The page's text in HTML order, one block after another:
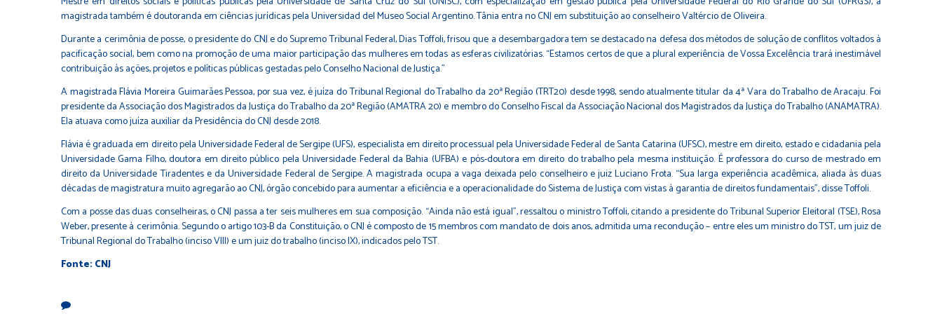
magistrada também é doutoranda em ciências jurídicas pela Universidad del Museo Social Argentino. Tânia entra no CNJ em substituição ao conselheiro Valtércio de Oliveira.
Durante a cerimônia de posse, o presidente do CNJ e do Supremo Tribunal Federal, Dias Toffoli, frisou que a desembargadora tem se destacado na defesa dos métodos de solução de conflitos voltados à
pacificação social, bem como na promoção de uma maior participação das mulheres em todas as esferas civilizatórias. “Estamos certos de que a plural experiência de Vossa Excelência trará inestimável
contribuição às ações, projetos e políticas públicas gestadas pelo Conselho Nacional de Justiça.”
A magistrada Flávia Moreira Guimarães Pessoa, por sua vez, é juíza do Tribunal Regional do Trabalho da 20ª Região (TRT20) desde 1998, sendo atualmente titular da 4ª Vara do Trabalho de Aracaju. Foi
presidente da Associação dos Magistrados da Justiça do Trabalho da 20ª Região (AMATRA 20) e membro do Conselho Fiscal da Associação Nacional dos Magistrados da Justiça do Trabalho (ANAMATRA).
Ela atuava como juíza auxiliar da Presidência do CNJ desde 2018.
Flávia é graduada em direito pela Universidade Federal de Sergipe (UFS), especialista em direito processual pela Universidade Federal de Santa Catarina (UFSC), mestre em direito, estado e cidadania pela
Universidade Gama Filho, doutora em direito público pela Universidade Federal da Bahia (UFBA) e pós-doutora em direito do trabalho pela mesma instituição. É professora do curso de mestrado em
direito da Universidade Tiradentes e da Universidade Federal de Sergipe. A magistrada ocupa a vaga deixada pelo conselheiro e juiz Luciano Frota. “Sua larga experiência acadêmica, aliada às duas
décadas de magistratura muito agregarão ao CNJ, órgão concebido para aumentar a eficiência e a operacionalidade do Sistema de Justiça com vistas à garantia de direitos fundamentais”, disse Toffoli.
Com a posse das duas conselheiras, o CNJ passa a ter seis mulheres em sua composição. “Ainda não está igual”, ressaltou o ministro Toffoli, citando a presidente do Tribunal Superior Eleitoral (TSE), Rosa
Weber, presente à cerimônia. Segundo o artigo 103-B da Constituição, o CNJ é composto de 15 membros com mandato de dois anos, admitida uma recondução – entre eles um ministro do TST, um juiz de
Tribunal Regional do Trabalho (inciso VIII) e um juiz do trabalho (inciso IX), indicados pelo TST.
Fonte: CNJ